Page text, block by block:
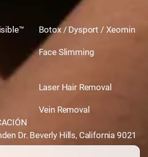
Botox / Dysport / Xeomin
Face Slimming
Laser Hair Removal
Vein Removal
Dr. Beverly Hills, California 9021